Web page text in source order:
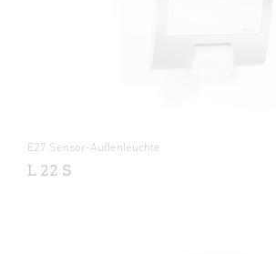
E27 Sensor-Außenleuchte
L 22 S